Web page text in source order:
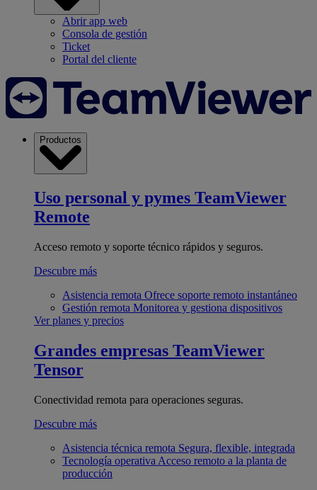
Abrir app web
Consola de gestión
Ticket
Portal del cliente
Productos
Uso personal y pymes TeamViewer
Remote
Acceso remoto y soporte técnico rápidos y seguros.
Descubre más
Asistencia remota Ofrece soporte remoto instantáneo
Gestión remota Monitorea y gestiona dispositivos
Ver planes y precios
Grandes empresas TeamViewer
Tensor
Conectividad remota para operaciones seguras.
Descubre más
Asistencia técnica remota Segura, flexible, integrada
Tecnología operativa Acceso remoto a la planta de
producción